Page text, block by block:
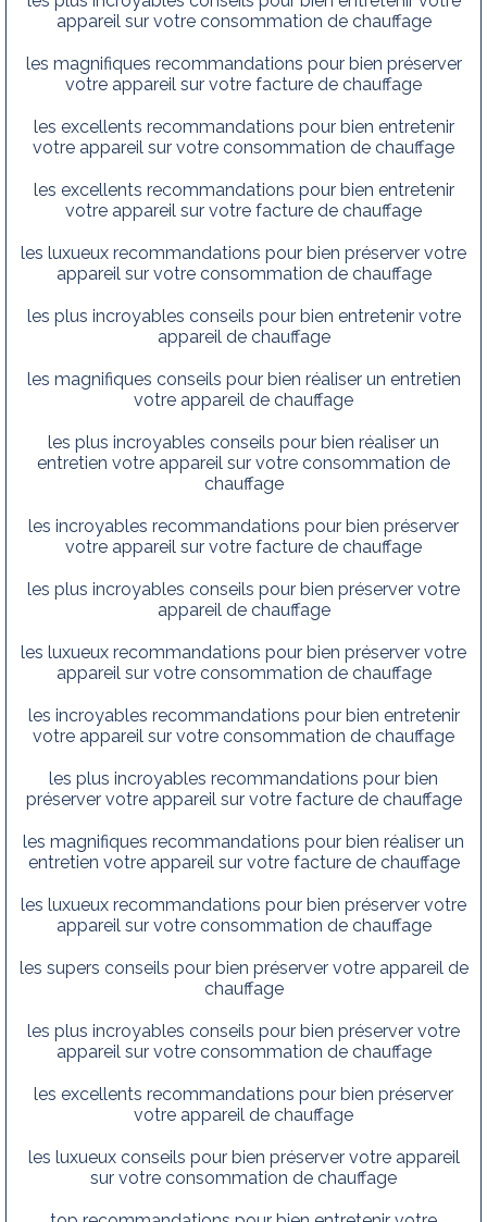
appareil sur votre consommation de chauffage
les magnifiques recommandations pour bien préserver
votre appareil sur votre facture de chauffage
les excellents recommandations pour bien entretenir
votre appareil sur votre consommation de chauffage
les excellents recommandations pour bien entretenir
votre appareil sur votre facture de chauffage
les luxueux recommandations pour bien préserver votre
appareil sur votre consommation de chauffage
les plus incroyables conseils pour bien entretenir votre
appareil de chauffage
les magnifiques conseils pour bien réaliser un entretien
votre appareil de chauffage
les plus incroyables conseils pour bien réaliser un
entretien votre appareil sur votre consommation de
chauffage
les incroyables recommandations pour bien préserver
votre appareil sur votre facture de chauffage
les plus incroyables conseils pour bien préserver votre
appareil de chauffage
les luxueux recommandations pour bien préserver votre
appareil sur votre consommation de chauffage
les incroyables recommandations pour bien entretenir
votre appareil sur votre consommation de chauffage
les plus incroyables recommandations pour bien
préserver votre appareil sur votre facture de chauffage
les magnifiques recommandations pour bien réaliser un
entretien votre appareil sur votre facture de chauffage
les luxueux recommandations pour bien préserver votre
appareil sur votre consommation de chauffage
les supers conseils pour bien préserver votre appareil de
chauffage
les plus incroyables conseils pour bien préserver votre
appareil sur votre consommation de chauffage
les excellents recommandations pour bien préserver
votre appareil de chauffage
les luxueux conseils pour bien préserver votre appareil
sur votre consommation de chauffage